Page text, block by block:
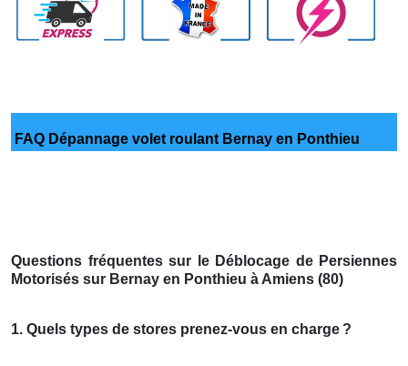
FAQ Dépannage volet roulant Bernay en Ponthieu
Questions fréquentes sur le Déblocage de Persiennes
Motorisés sur Bernay en Ponthieu à Amiens (80)
1. Quels types de stores prenez-vous en charge ?